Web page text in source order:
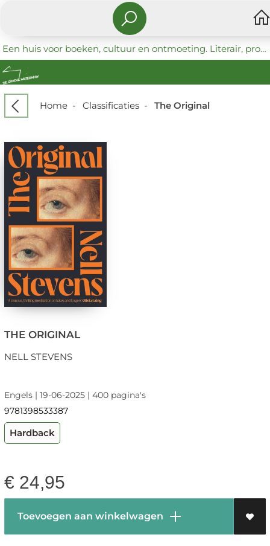
Een huis voor boeken, cultuur en ontmoeting. Literair, progressief en coöperatief.
Home- Classificaties- The Original
THE ORIGINAL
NELL STEVENS
Engels | 19-06-2025 | 400 pagina's
9781398533387
Hardback
€ 24,95
Toevoegen aan winkelwagen